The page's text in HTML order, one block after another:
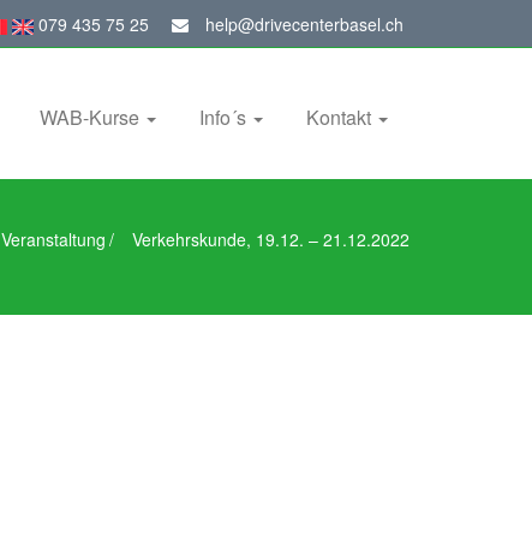
079 435 75 25 help@drivecenterbasel.ch
WAB-Kurse Info´s Kontakt
Veranstaltung / Verkehrskunde, 19.12. – 21.12.2022